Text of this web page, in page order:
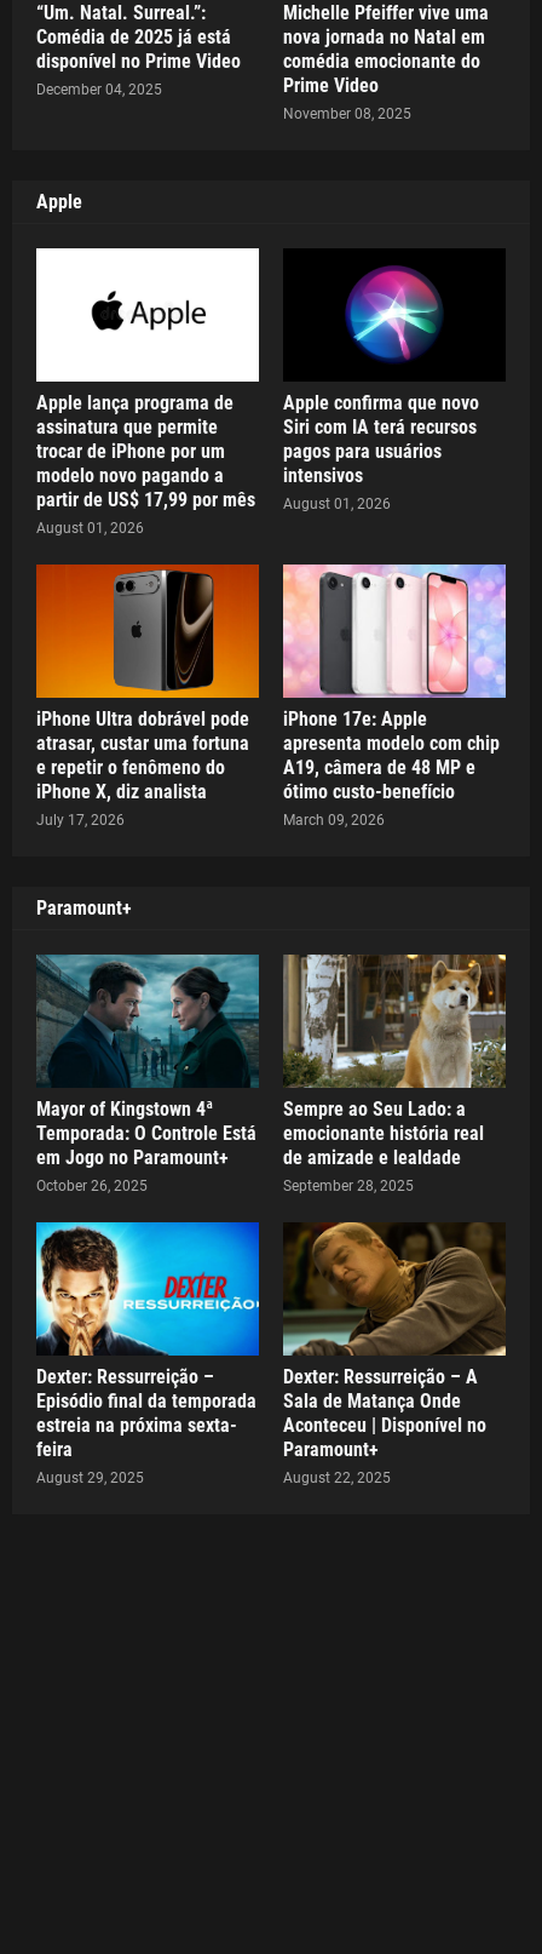
“Um. Natal. Surreal.”:
Comédia de 2025 já está
disponível no Prime Video
December 04, 2025
Michelle Pfeiffer vive uma
nova jornada no Natal em
comédia emocionante do
Prime Video
November 08, 2025
Apple
Apple lança programa de
assinatura que permite
trocar de iPhone por um
modelo novo pagando a
partir de US$ 17,99 por mês
August 01, 2026
Apple confirma que novo
Siri com IA terá recursos
pagos para usuários
intensivos
August 01, 2026
iPhone Ultra dobrável pode
atrasar, custar uma fortuna
e repetir o fenômeno do
iPhone X, diz analista
July 17, 2026
iPhone 17e: Apple
apresenta modelo com chip
A19, câmera de 48 MP e
ótimo custo-benefício
March 09, 2026
Paramount+
Mayor of Kingstown 4ª
Temporada: O Controle Está
em Jogo no Paramount+
October 26, 2025
Sempre ao Seu Lado: a
emocionante história real
de amizade e lealdade
September 28, 2025
Dexter: Ressurreição –
Episódio final da temporada
estreia na próxima sexta-
feira
August 29, 2025
Dexter: Ressurreição – A
Sala de Matança Onde
Aconteceu | Disponível no
Paramount+
August 22, 2025